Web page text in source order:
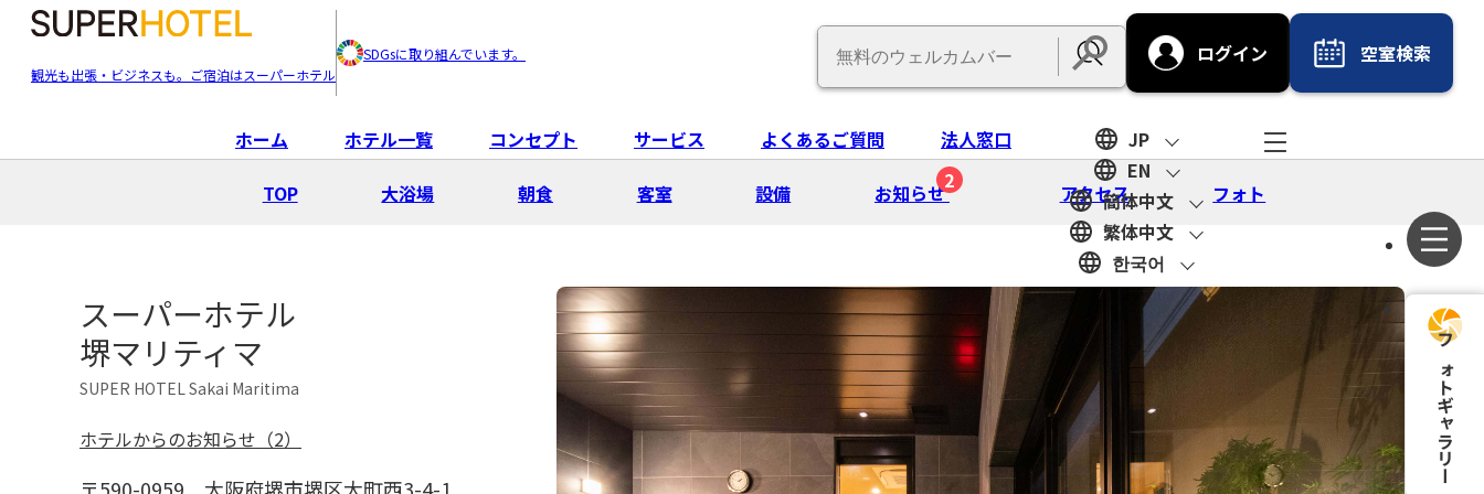
観光も出張・ビジネスも。ご宿泊はスーパーホテル
SDGsに取り組んでいます。
Submit
ログイン 空室検索
ホーム ホテル一覧 コンセプト サービス よくあるご質問 法人窓口
JP
EN
簡体中文
繁体中文
한국어
TOP 大浴場 朝⾷ 客室 設備 お知らせ2 アクセス フォト
フォトギャラリー
スーパーホテル
堺マリティマ
SUPER HOTEL Sakai Maritima
ホテルからのお知らせ（2）